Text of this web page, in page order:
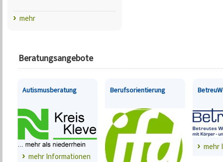
mehr
Beratungsangebote
Autismusberatung
mehr Informationen
Berufsorientierung
mehr